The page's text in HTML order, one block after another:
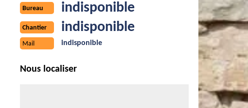
Bureau indisponible
Chantier indisponible
Mail indisponible
Nous localiser